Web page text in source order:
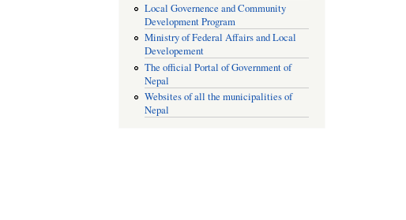
Local Governence and Community
Development Program
Ministry of Federal Affairs and Local
Developement
The official Portal of Government of
Nepal
Websites of all the municipalities of
Nepal